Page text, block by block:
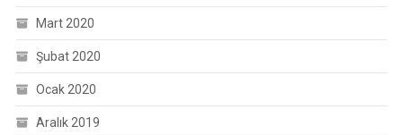
Mart 2020
Şubat 2020
Ocak 2020
Aralık 2019